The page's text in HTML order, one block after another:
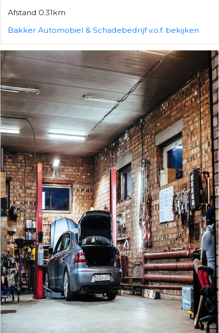
Afstand 0.31km
Bakker Automobiel & Schadebedrijf v.o.f. bekijken